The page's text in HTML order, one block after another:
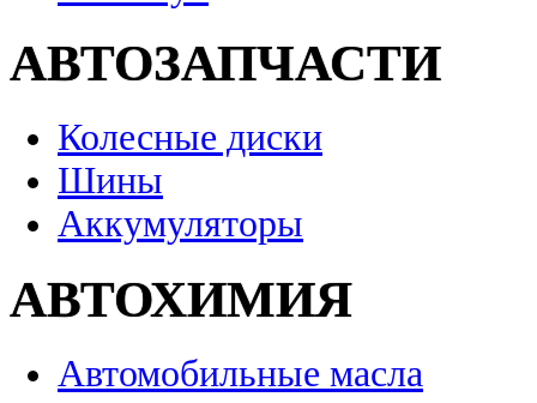
АВТОЗАПЧАСТИ
Колесные диски
Шины
Аккумуляторы
АВТОХИМИЯ
Автомобильные масла